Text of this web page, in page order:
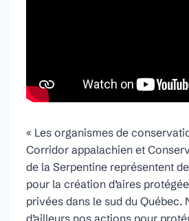
« Les organismes de
Corridor appalachien et
de la Serpentine représentent
pour la création d’aires
privées dans le sud du Québec.